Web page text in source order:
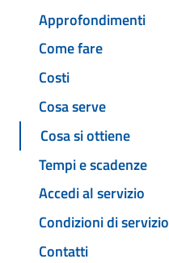
Approfondimenti
Come fare
Costi
Cosa serve
Cosa si ottiene
Tempi e scadenze
Accedi al servizio
Condizioni di servizio
Contatti